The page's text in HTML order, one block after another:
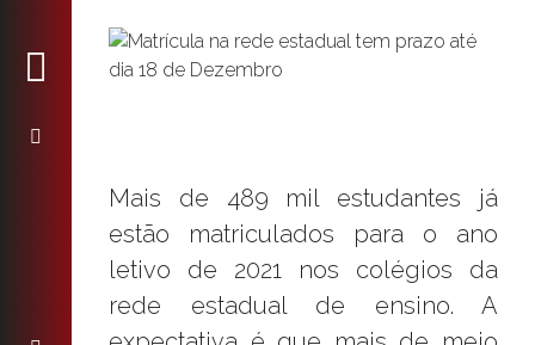
Mais de 489 mil estudantes já
estão matriculados para o ano
letivo de 2021 nos colégios da
rede estadual de ensino. A